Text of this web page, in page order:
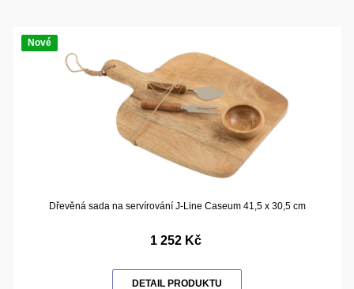
Nové
Dřevěná sada na servírování J-Line Caseum 41,5 x 30,5 cm
1 252 Kč
DETAIL PRODUKTU